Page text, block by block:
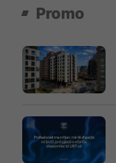
Promo